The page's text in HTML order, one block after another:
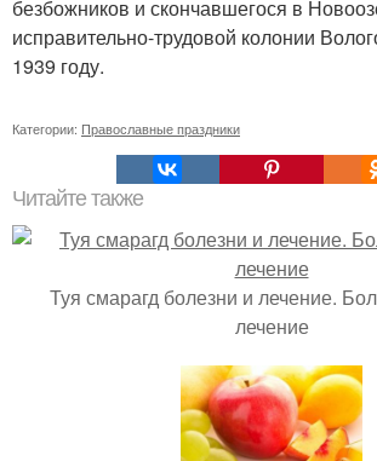
безбожников и скончавшегося в
исправительно-трудовой колонии
1939 году.
Категории: Православные праздники
Читайте также
Туя смарагд болезни и лечение.
лечение